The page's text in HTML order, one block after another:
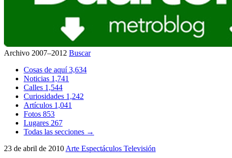
Archivo 2007–2012 Buscar
Cosas de aquí3,634
Noticias 1,741
Calles 1,544
Curiosidades 1,242
Artículos 1,041
Fotos 853
Lugares 267
Todas las secciones →
23 de abril de 2010 Arte Espectáculos Televisión